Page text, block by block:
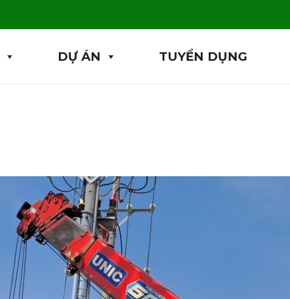
DỰ ÁN TUYỂN DỤNG